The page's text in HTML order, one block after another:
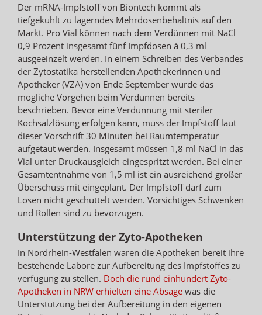
Der mRNA-Impfstoff von Biontech kommt als
tiefgekühlt zu lagerndes Mehrdosenbehältnis auf den
Markt. Pro Vial können nach dem Verdünnen mit NaCl
0,9 Prozent insgesamt fünf Impfdosen à 0,3 ml
ausgeeinzelt werden. In einem Schreiben des Verbandes
der Zytostatika herstellenden Apothekerinnen und
Apotheker (VZA) von Ende September wurde das
mögliche Vorgehen beim Verdünnen bereits
beschrieben. Bevor eine Verdünnung mit steriler
Kochsalzlösung erfolgen kann, muss der Impfstoff laut
dieser Vorschrift 30 Minuten bei Raumtemperatur
aufgetaut werden. Insgesamt müssen 1,8 ml NaCl in das
Vial unter Druckausgleich eingespritzt werden. Bei einer
Gesamtentnahme von 1,5 ml ist ein ausreichend großer
Überschuss mit eingeplant. Der Impfstoff darf zum
Lösen nicht geschüttelt werden. Vorsichtiges Schwenken
und Rollen sind zu bevorzugen.
Unterstützung der Zyto-Apotheken
In Nordrhein-Westfalen waren die Apotheken bereit ihre
bestehende Labore zur Aufbereitung des Impfstoffes zu
verfügung zu stellen. Doch die rund einhundert Zyto-
Apotheken in NRW erhielten eine Absage was die
Unterstützung bei der Aufbereitung in den eigenen